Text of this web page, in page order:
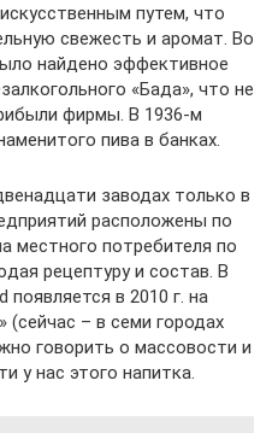
путем, что
свежесть и аромат. Во
найдено эффективное
«Бада», что не
фирмы. В 1936-м
пива в банках.
заводах только в
расположены по
местного потребителя по
рецептуру и состав. В
в 2010 г. на
– в семи городах
говорить о массовости и
у нас этого напитка.